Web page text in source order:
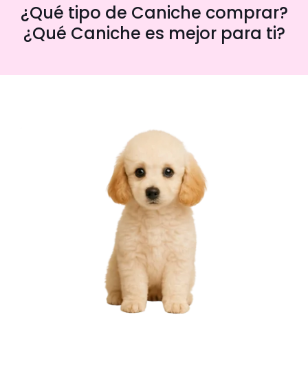
¿Qué tipo de Caniche comprar?
¿Qué Caniche es mejor para ti?